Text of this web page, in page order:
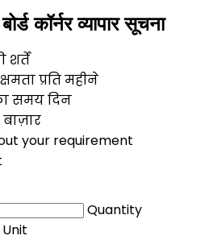
कॉर्नर व्यापार सूचना
शर्तें
प्रति महीने
समयदिन
your requirement
Quantity